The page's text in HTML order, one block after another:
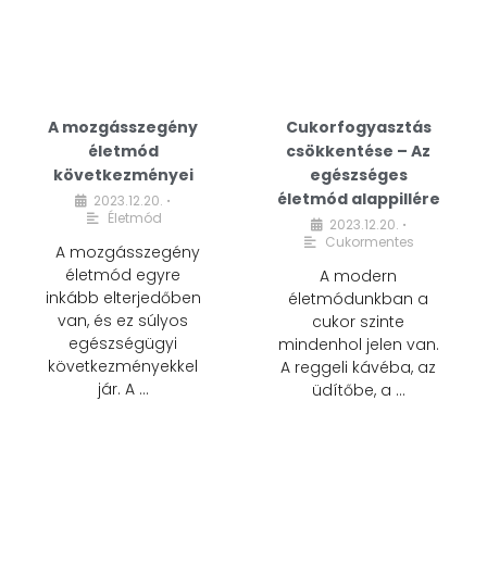
A mozgásszegény
életmód
következményei
2023.12.20. •
Életmód
A mozgásszegény
életmód egyre
inkább elterjedőben
van, és ez súlyos
egészségügyi
következményekkel
jár. A …
Cukorfogyasztás
csökkentése – Az
egészséges
életmód alappillére
2023.12.20. •
Cukormentes
A modern
életmódunkban a
cukor szinte
mindenhol jelen van.
A reggeli kávéba, az
üdítőbe, a …